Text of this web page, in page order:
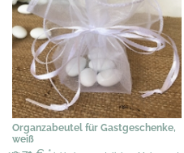
Organzabeutel für Gastgeschenke,
weiß